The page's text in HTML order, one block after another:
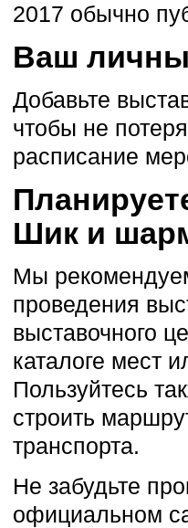
2017 обычно
Ваш
Добавьте
чтобы не
расписание
Шик и
Мы
проведения
выставочного
каталоге мест
Пользуйтесь
строить
транспорта.
Не забудьте
официальном